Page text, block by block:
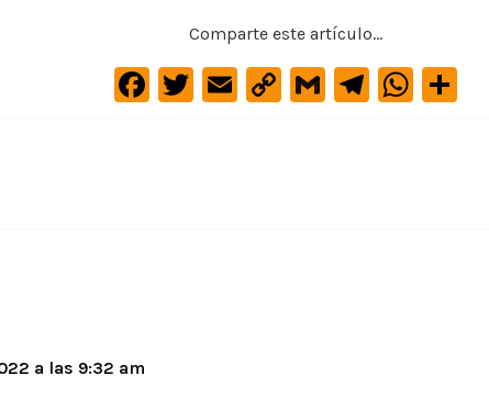
Comparte este artículo...
F
T
E
C G Te W
a las 9:32 am